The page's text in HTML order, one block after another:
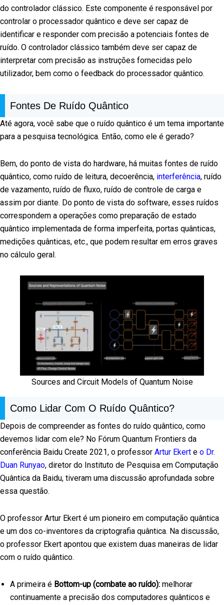
do controlador clássico. Este componente é responsável por
controlar o processador quântico e deve ser capaz de
identificar e responder com precisão a potenciais fontes de
ruído. O controlador clássico também deve ser capaz de
interpretar com precisão as instruções fornecidas pelo
utilizador, bem como o feedback do processador quântico.
Fontes De Ruído Quântico
Até agora, você sabe que o ruído quântico é um tema importante
para a pesquisa tecnológica. Então, como ele é gerado?
Bem, do ponto de vista do hardware, há muitas fontes de ruído
quântico, como ruído de leitura, decoerência, interferência, ruído
de vazamento, ruído de fluxo, ruído de controle de carga e
assim por diante. Do ponto de vista do software, esses ruídos
correspondem a operações como preparação de estado
quântico implementada de forma imperfeita, portas quânticas,
medições quânticas, etc., que podem resultar em erros graves
no cálculo geral.
Sources and Circuit Models of Quantum Noise
Como Lidar Com O Ruído Quântico?
Depois de compreender as fontes do ruído quântico, como
devemos lidar com ele? No Fórum Quantum Frontiers da
conferência Baidu Create 2021, o professor Artur Ekert e o Dr.
Duan Runyao, diretor do Instituto de Pesquisa em Computação
Quântica da Baidu, tiveram uma discussão aprofundada sobre
essa questão.
O professor Artur Ekert é um pioneiro em computação quântica
e um dos co-inventores da criptografia quântica. Na discussão,
o professor Ekert apontou que existem duas maneiras de lidar
com o ruído quântico.
A primeira é Bottom-up (combate ao ruído): melhorar
continuamente a precisão dos computadores quânticos e